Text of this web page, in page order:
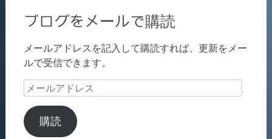
ブログをメールで購読
メールアドレスを記入して購読すれば、更新をメー
ルで受信できます。
メ
ル
ア
購読